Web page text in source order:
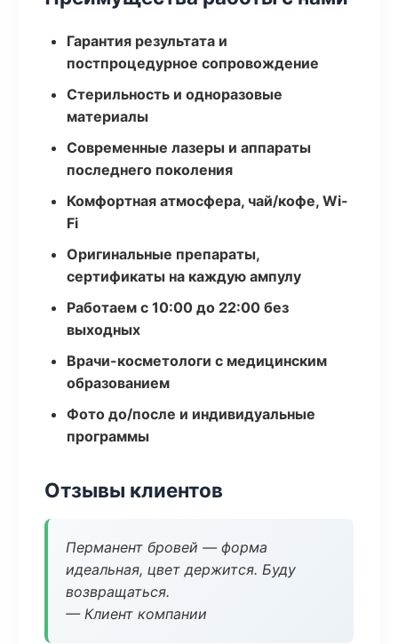
Гарантия результата и
постпроцедурное сопровождение
Стерильность и одноразовые
материалы
Современные лазеры и аппараты
последнего поколения
Комфортная атмосфера, чай/кофе, Wi-
Fi
Оригинальные препараты,
сертификаты на каждую ампулу
Работаем с 10:00 до 22:00 без
выходных
Врачи-косметологи с медицинским
образованием
Фото до/после и индивидуальные
программы
Отзывы клиентов
Перманент бровей — форма
идеальная, цвет держится. Буду
возвращаться.
— Клиент компании